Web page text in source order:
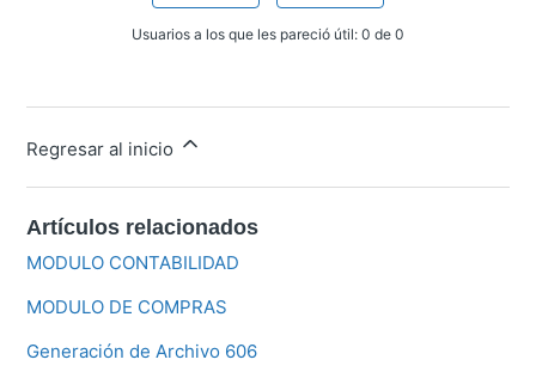
Usuarios a los que les pareció útil: 0 de 0
Regresar al inicio
Artículos relacionados
MODULO CONTABILIDAD
MODULO DE COMPRAS
Generación de Archivo 606